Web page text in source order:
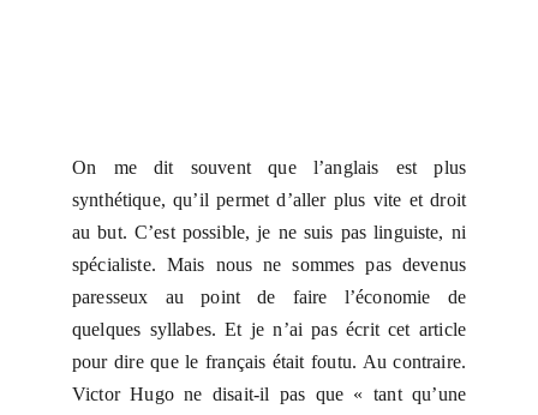
On me dit souvent que l’anglais est plus
synthétique, qu’il permet d’aller plus vite et droit
au but. C’est possible, je ne suis pas linguiste, ni
spécialiste. Mais nous ne sommes pas devenus
paresseux au point de faire l’économie de
quelques syllabes. Et je n’ai pas écrit cet article
pour dire que le français était foutu. Au contraire.
Victor Hugo ne disait-il pas que « tant qu’une